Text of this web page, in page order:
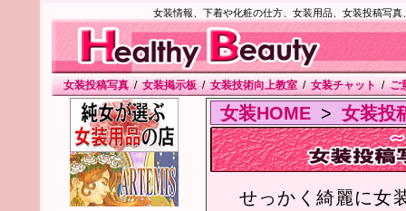
女装情報、下着や化粧の仕方、女装用品、女装投稿写
女装投稿写真 / 女装掲示板 / 女装技術向上教室 / 女装チャット / ご
女装HOME > 女装投
せっかく綺麗に女